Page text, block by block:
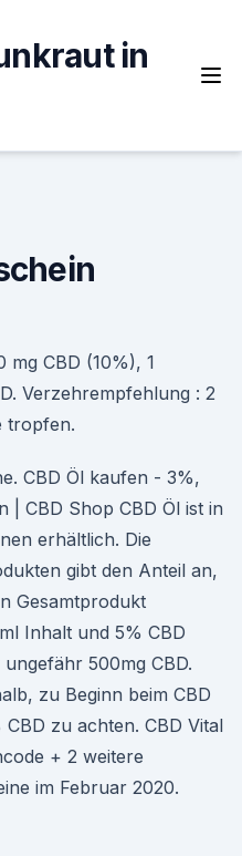
in
CBD (10%), 1
Verzehrempfehlung : 2
tropfen.
CBD Öl kaufen - 3%,
| CBD Shop CBD Öl ist in
erhältlich. Die
gibt den Anteil an,
Gesamtprodukt
Inhalt und 5% CBD
500mg CBD.
zu Beginn beim CBD
zu achten. CBD Vital
+ 2 weitere
im Februar 2020.